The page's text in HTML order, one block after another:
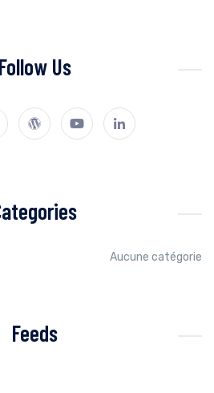
Follow Us
Aucune catégorie
Feeds